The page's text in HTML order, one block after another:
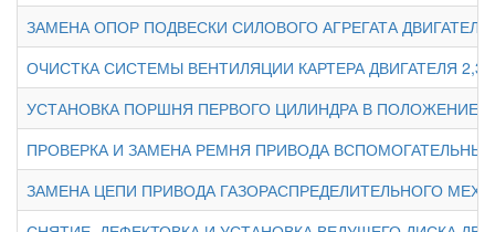
ЗАМЕНА ОПОР ПОДВЕСКИ СИЛОВОГО АГРЕГАТА ДВИГАТЕЛЯ
ОЧИСТКА СИСТЕМЫ ВЕНТИЛЯЦИИ КАРТЕРА ДВИГАТЕЛЯ 2,3
УСТАНОВКА ПОРШНЯ ПЕРВОГО ЦИЛИНДРА В ПОЛОЖЕНИЕ
ПРОВЕРКА И ЗАМЕНА РЕМНЯ ПРИВОДА ВСПОМОГАТЕЛЬНЫХ
ЗАМЕНА ЦЕПИ ПРИВОДА ГАЗОРАСПРЕДЕЛИТЕЛЬНОГО